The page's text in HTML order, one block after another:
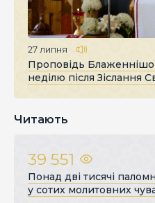
27 липня
Проповідь
неділю після Зіслання
Читають
39 551
Понад дві тисячі
у сотих молитовних